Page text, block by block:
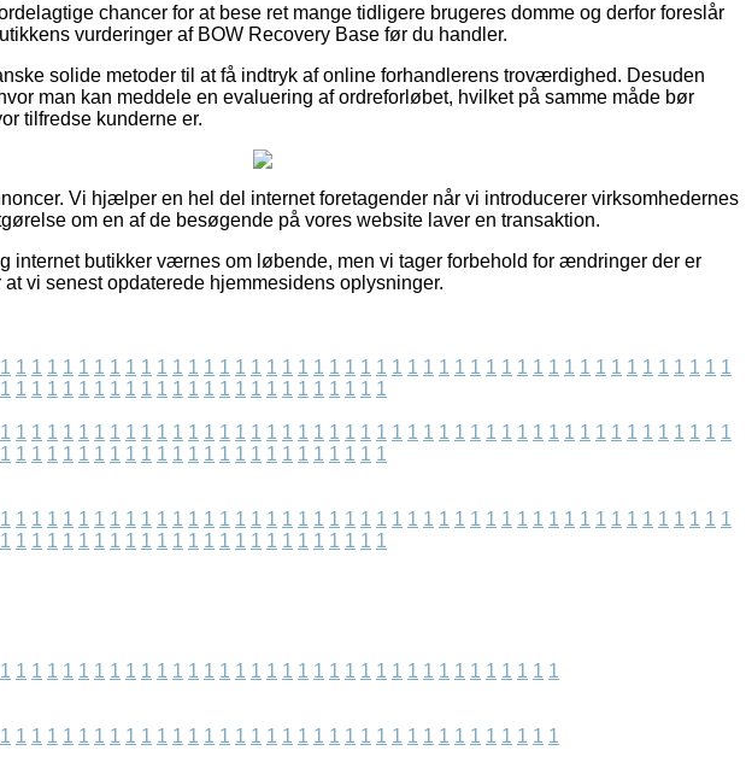
chancer for at bese ret mange tidligere brugeres domme og derfor foreslår
vurderinger af BOW Recovery Base før du handler.
solide metoder til at få indtryk af online forhandlerens troværdighed. Desuden
man kan meddele en evaluering af ordreforløbet, hvilket på samme måde bør
tilfredse kunderne er.
Vi hjælper en hel del internet foretagender når vi introducerer virksomhedernes
om en af de besøgende på vores website laver en transaktion.
internet butikker værnes om løbende, men vi tager forbehold for ændringer der er
vi senest opdaterede hjemmesidens oplysninger.
1 1 1 1 1 1 1 1 1 1 1 1 1 1 1 1 1 1 1 1 1 1 1 1 1 1 1 1 1 1 1 1 1 1 1 1 1 1 1 1 1 1 1 1 1 1 1
1 1 1 1 1 1 1 1 1 1 1 1 1 1 1 1 1 1 1 1 1 1 1 1 1
1 1 1 1 1 1 1 1 1 1 1 1 1 1 1 1 1 1 1 1 1 1 1 1 1 1 1 1 1 1 1 1 1 1 1 1 1 1 1 1 1 1 1 1 1 1 1
1 1 1 1 1 1 1 1 1 1 1 1 1 1 1 1 1 1 1 1 1 1 1 1 1
1 1 1 1 1 1 1 1 1 1 1 1 1 1 1 1 1 1 1 1 1 1 1 1 1 1 1 1 1 1 1 1 1 1 1 1 1 1 1 1 1 1 1 1 1 1 1
1 1 1 1 1 1 1 1 1 1 1 1 1 1 1 1 1 1 1 1 1 1 1 1 1
1 1 1 1 1 1 1 1 1 1 1 1 1 1 1 1 1 1 1 1 1 1 1 1 1 1 1 1 1 1 1 1 1 1 1 1
1 1 1 1 1 1 1 1 1 1 1 1 1 1 1 1 1 1 1 1 1 1 1 1 1 1 1 1 1 1 1 1 1 1 1 1